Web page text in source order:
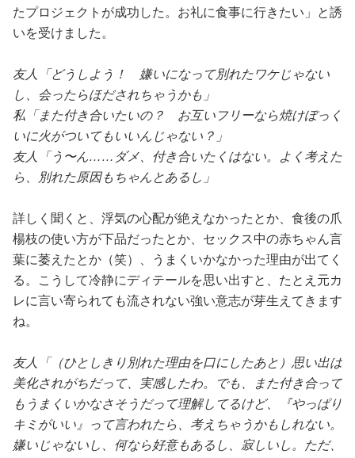
たプロジェクトが成功した。お礼に食事に行きたい」と誘
いを受けました。
友人「どうしよう！ 嫌いになって別れたワケじゃない
し、会ったらほだされちゃうかも」
私「また付き合いたいの？ お互いフリーなら焼けぼっく
いに火がついてもいいんじゃない？」
友人「う〜ん……ダメ、付き合いたくはない。よく考えた
ら、別れた原因もちゃんとあるし」
詳しく聞くと、浮気の心配が絶えなかったとか、食後の爪
楊枝の使い方が下品だったとか、セックス中の赤ちゃん言
葉に萎えたとか（笑）、うまくいかなかった理由が出てく
る。こうして冷静にディテールを思い出すと、たとえ元カ
レに言い寄られても流されない強い意志が芽生えてきます
ね。
友人「（ひとしきり別れた理由を口にしたあと）思い出は
美化されがちだって、実感したわ。でも、また付き合って
もうまくいかなさそうだって理解してるけど、『やっぱり
キミがいい』って言われたら、考えちゃうかもしれない。
嫌いじゃないし、何なら好意もあるし、寂しいし。ただ、